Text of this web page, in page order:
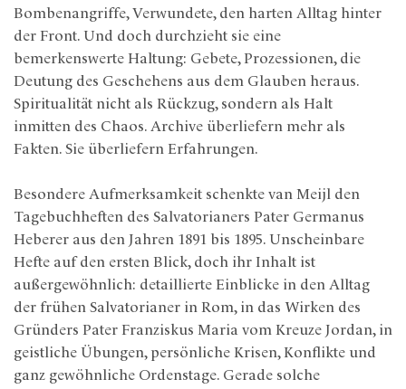
Bombenangriffe, Verwundete, den harten Alltag hinter
der Front. Und doch durchzieht sie eine
bemerkenswerte Haltung: Gebete, Prozessionen, die
Deutung des Geschehens aus dem Glauben heraus.
Spiritualität nicht als Rückzug, sondern als Halt
inmitten des Chaos. Archive überliefern mehr als
Fakten. Sie überliefern Erfahrungen.
Besondere Aufmerksamkeit schenkte van Meijl den
Tagebuchheften des Salvatorianers Pater Germanus
Heberer aus den Jahren 1891 bis 1895. Unscheinbare
Hefte auf den ersten Blick, doch ihr Inhalt ist
außergewöhnlich: detaillierte Einblicke in den Alltag
der frühen Salvatorianer in Rom, in das Wirken des
Gründers Pater Franziskus Maria vom Kreuze Jordan, in
geistliche Übungen, persönliche Krisen, Konflikte und
ganz gewöhnliche Ordenstage. Gerade solche